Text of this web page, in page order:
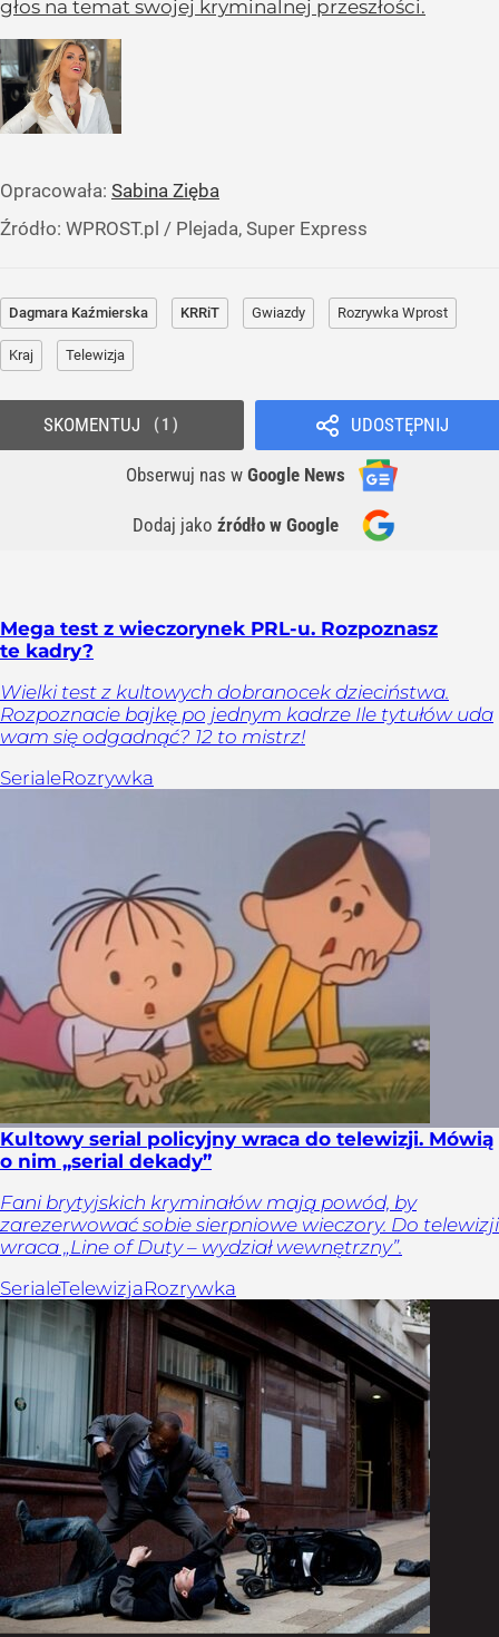
głos na temat swojej kryminalnej przeszłości.
Opracowała: Sabina Zięba
Źródło: WPROST.pl / Plejada, Super Express
Dagmara Kaźmierska KRRiT Gwiazdy Rozrywka Wprost
Kraj Telewizja
UDOSTĘPNIJ
Obserwuj nas w Google News
Dodaj jako źródło w Google
SKOMENTUJ 1
Mega test z wieczorynek PRL-u. Rozpoznasz
te kadry?
Wielki test z kultowych dobranocek dzieciństwa.
Rozpoznacie bajkę po jednym kadrze Ile tytułów uda
wam się odgadnąć? 12 to mistrz!
SerialeRozrywka
Kultowy serial policyjny wraca do telewizji. Mówią
o nim „serial dekady”
Fani brytyjskich kryminałów mają powód, by
zarezerwować sobie sierpniowe wieczory. Do telewizji
wraca „Line of Duty – wydział wewnętrzny”.
SerialeTelewizjaRozrywka